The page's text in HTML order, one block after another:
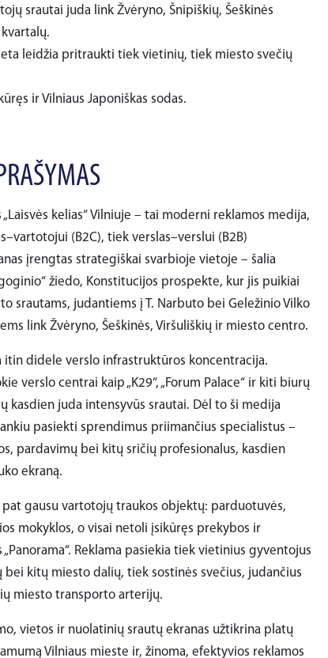
srautai juda link Žvėryno, Šnipiškių, Šeškinės
leidžia pritraukti tiek vietinių, tiek miesto svečių
ir Vilniaus Japoniškas sodas.
„Laisvės kelias“ Vilniuje – tai moderni reklamos medija,
(B2C), tiek verslas–verslui (B2B)
įrengtas strategiškai svarbioje vietoje – šalia
žiedo, Konstitucijos prospekte, kur jis puikiai
srautams, judantiems į T. Narbuto bei Geležinio Vilko
link Žvėryno, Šeškinės, Viršuliškių ir miesto centro.
itin didele verslo infrastruktūros koncentracija.
verslo centrai kaip „K29“, „Forum Palace“ ir kiti biurų
kasdien juda intensyvūs srautai. Dėl to ši medija
pasiekti sprendimus priimančius specialistus –
pardavimų bei kitų sričių profesionalus, kasdien
ekraną.
gausu vartotojų traukos objektų: parduotuvės,
mokyklos, o visai netoli įsikūręs prekybos ir
„Panorama“. Reklama pasiekia tiek vietinius gyventojus
bei kitų miesto dalių, tiek sostinės svečius, judančius
miesto transporto arterijų.
vietos ir nuolatinių srautų ekranas užtikrina platų
Vilniaus mieste ir, žinoma, efektyvios reklamos